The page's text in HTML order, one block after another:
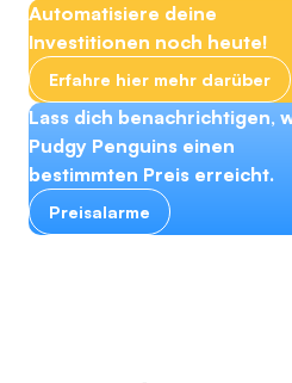
Automatisiere deine
Investitionen noch heute!
Erfahre hier mehr darüber
Lass dich benachrichtigen,
Pudgy Penguins einen
bestimmten Preis erreicht.
Preisalarme